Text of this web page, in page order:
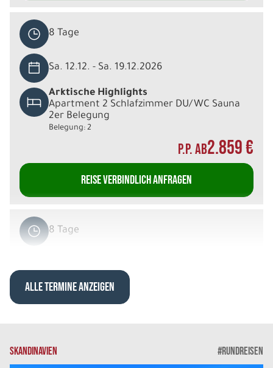
8 Tage
Sa. 12.12. - Sa. 19.12.2026
Arktische Highlights
Apartment 2 Schlafzimmer DU/WC Sauna
2er Belegung
Belegung: 2
P.P. AB2.859 €
REISE VERBINDLICH ANFRAGEN
8 Tage
Arktische Highlights
Deluxe Villa DU/WC Sauna 2er Belegung
ALLE TERMINE ANZEIGEN
SKANDINAVIEN #RUNDREISEN